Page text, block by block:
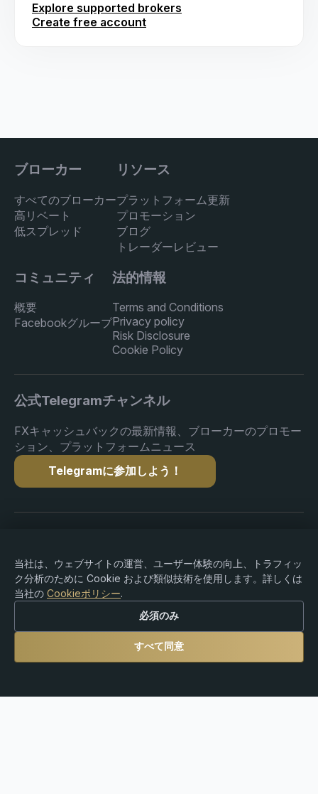
Explore supported brokers
Create free account
ブローカー
すべてのブローカー
高リベート
低スプレッド
リソース
プラットフォーム更新
プロモーション
ブログ
トレーダーレビュー
コミュニティ
概要
Facebookグループ
法的情報
Terms and Conditions
Privacy policy
Risk Disclosure
Cookie Policy
公式Telegramチャンネル
FXキャッシュバックの最新情報、ブローカーのプロモー
ション、プラットフォームニュース
Telegramに参加しよう！
リスク警告：Forex、CFD、暗号資産、およびレバレッ
ジ商品の取引には大きな損失リスクが伴い、すべての投
資家に適しているとは限りません。Premium Rebate
は金融サービスを提供するものではありません。ユーザ
当社は、ウェブサイトの運営、ユーザー体験の向上、トラフィッ
ク分析のために Cookie および類似技術を使用します。詳しくは
当社の Cookieポリシー.
必須のみ
すべて同意